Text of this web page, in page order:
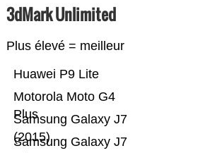
3dMark Unlimited
Plus élevé = meilleur
Samsung Galaxy J7
Samsung Galaxy J7
(2015)
Motorola Moto G4
Plus
Huawei P9 Lite